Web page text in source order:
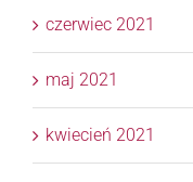
czerwiec 2021
maj 2021
kwiecień 2021